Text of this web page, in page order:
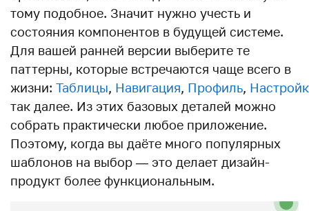
тому подобное. Значит нужно учесть и
состояния компонентов в будущей системе.
Для вашей ранней версии выберите те
паттерны, которые встречаются чаще всего в
жизни: Таблицы, Навигация, Профиль,
так далее. Из этих базовых деталей можно
собрать практически любое приложение.
Поэтому, когда вы даёте много популярных
шаблонов на выбор — это делает дизайн-
продукт более функциональным.